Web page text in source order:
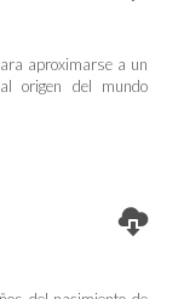
aproximarse a un
origen del mundo